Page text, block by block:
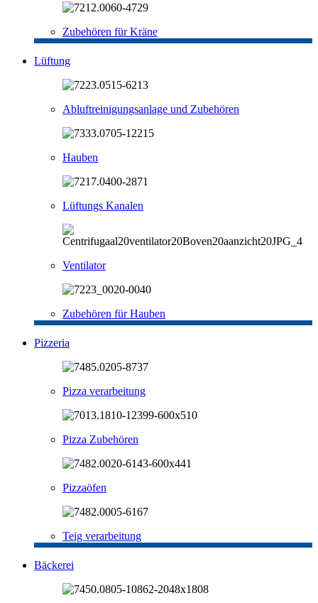
Zubehören für Kräne
Lüftung
Abluftreinigungsanlage und Zubehören
Hauben
Lüftungs Kanalen
Ventilator
Zubehören für Hauben
Pizzeria
Pizza verarbeitung
Pizza Zubehören
Pizzaöfen
Teig verarbeitung
Bäckerei